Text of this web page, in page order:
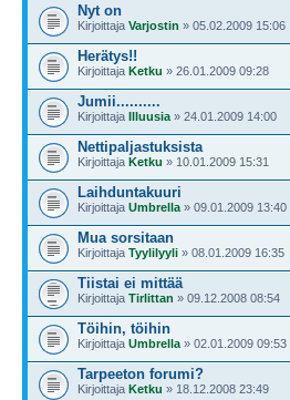
Nyt on
Kirjoittaja Varjostin » 05.02.2009 15:06
Herätys!!
Kirjoittaja Ketku » 26.01.2009 09:28
Jumii..........
Kirjoittaja Illuusia » 24.01.2009 14:00
Nettipaljastuksista
Kirjoittaja Ketku » 10.01.2009 15:31
Laihduntakuuri
Kirjoittaja Umbrella » 09.01.2009 13:40
Mua sorsitaan
Kirjoittaja Tyylilyyli » 08.01.2009 16:35
Tiistai ei mittää
Kirjoittaja Tirlittan » 09.12.2008 08:54
Töihin, töihin
Kirjoittaja Umbrella » 02.01.2009 09:53
Tarpeeton forumi?
Kirjoittaja Ketku » 18.12.2008 23:49